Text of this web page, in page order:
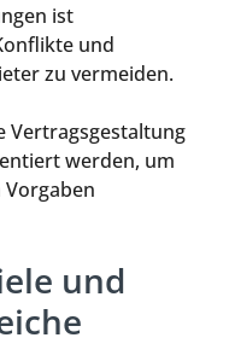
ist
und
zu vermeiden.
Vertragsgestaltung
werden, um
und